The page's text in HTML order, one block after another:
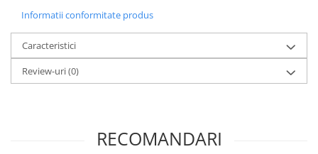
Informatii conformitate produs
Caracteristici
Review-uri(0)
RECOMANDARI